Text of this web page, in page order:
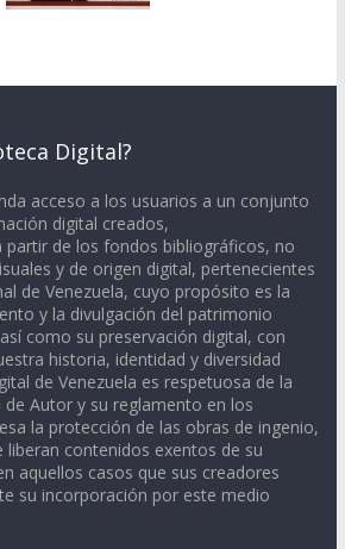
Digital?
acceso a los usuarios a un conjunto
digital creados,
de los fondos bibliográficos, no
y de origen digital, pertenecientes
de Venezuela, cuyo propósito es la
y la divulgación del patrimonio
como su preservación digital, con
historia, identidad y diversidad
de Venezuela es respetuosa de la
de Autor y su reglamento en los
la protección de las obras de ingenio,
liberan contenidos exentos de su
aquellos casos que sus creadores
su incorporación por este medio